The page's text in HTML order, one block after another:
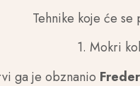
Tehnike koje će
1. Mokri
ga je obznanio